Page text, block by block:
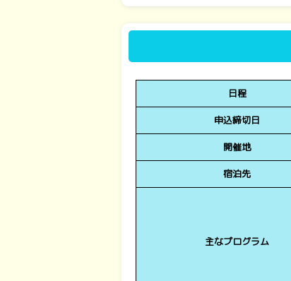
日程
申込締切日
開催地
宿泊先
主なプログラム